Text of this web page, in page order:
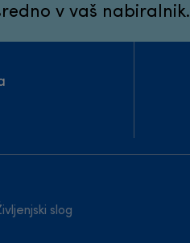
v vaš nabiralnik.
slog